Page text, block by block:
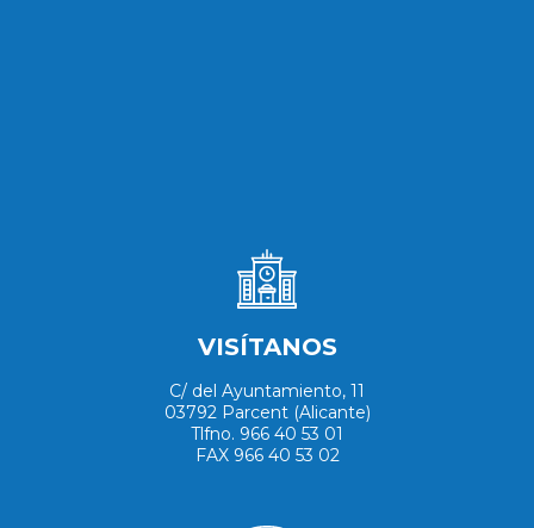
VISÍTANOS
C/ del Ayuntamiento, 11
03792 Parcent (Alicante)
Tlfno. 966 40 53 01
FAX 966 40 53 02